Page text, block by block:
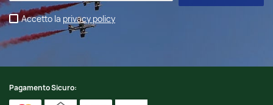
Accetto la privacy policy
Pagamento Sicuro: